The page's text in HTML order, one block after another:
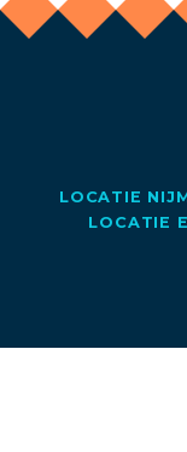
LOCATIE
LOCATIE